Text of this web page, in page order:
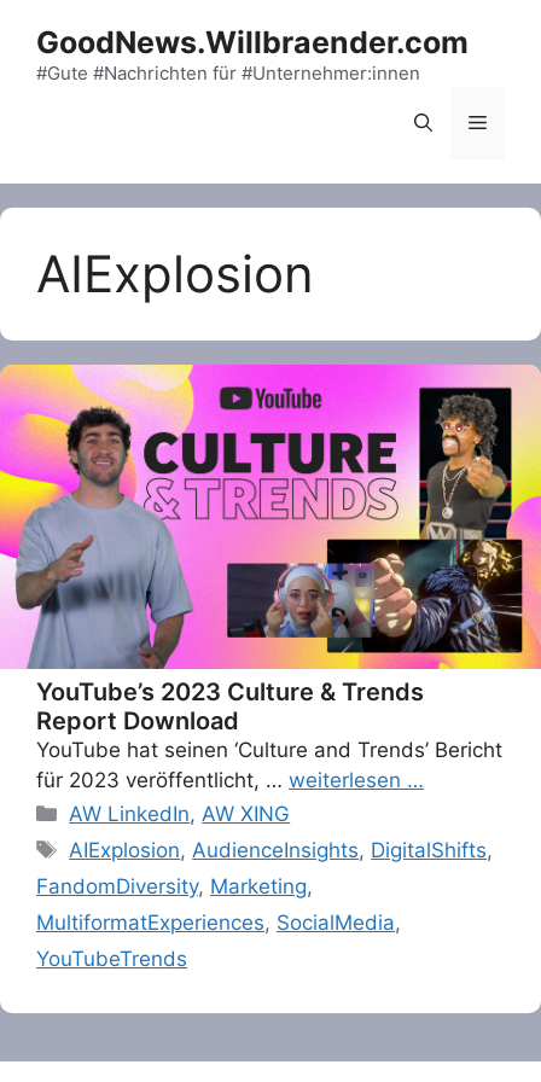
content
GoodNews.Willbraender.com
#Gute #Nachrichten für #Unternehmer:innen
Menu
AIExplosion
YouTube’s 2023 Culture & Trends
Report Download
YouTube hat seinen ‘Culture and Trends’ Bericht
für 2023 veröffentlicht, … weiterlesen …
Categories
AW LinkedIn,AW XING
Tags
AIExplosion,AudienceInsights, DigitalShifts,
FandomDiversity, Marketing,
MultiformatExperiences, SocialMedia,
YouTubeTrends